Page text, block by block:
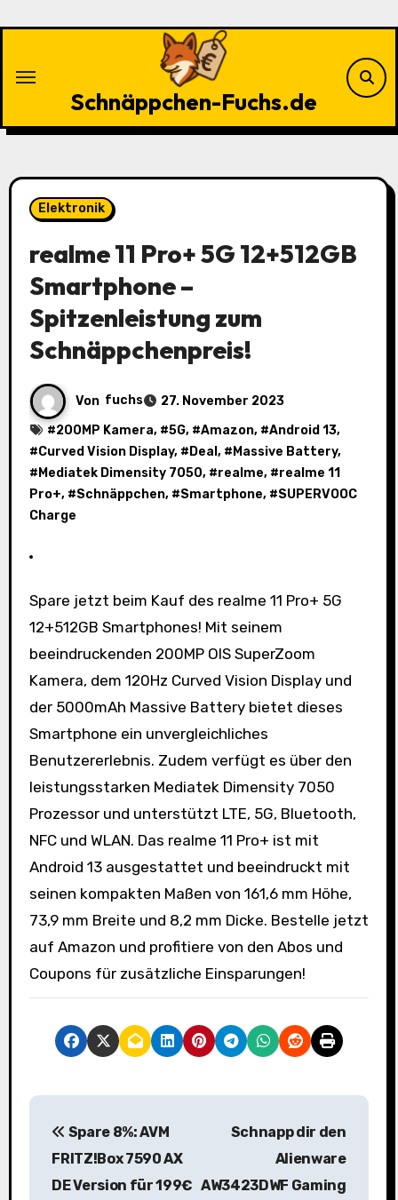
Schnäppchen-Fuchs.de
Elektronik
realme 11 Pro+ 5G 12+512GB
Smartphone –
Spitzenleistung zum
Schnäppchenpreis!
Von fuchs
27. November 2023
#200MP Kamera, #5G, #Amazon, #Android 13,
#Curved Vision Display, # Deal , # Massive Battery,
# Mediatek Dimensity 7050, #realme, #realme 11
Pro+, #Schnäppchen, #Smartphone, #SUPERVOOC
Charge
Spare jetzt beim Kauf des realme 11 Pro+ 5G
12+512GB Smartphones! Mit seinem
beeindruckenden 200MP OIS SuperZoom
Kamera, dem 120Hz Curved Vision Display und
der 5000mAh Massive Battery bietet dieses
Smartphone ein unvergleichliches
Benutzererlebnis. Zudem verfügt es über den
leistungsstarken Mediatek Dimensity 7050
Prozessor und unterstützt LTE, 5G, Bluetooth,
NFC und WLAN. Das realme 11 Pro+ ist mit
Android 13 ausgestattet und beeindruckt mit
seinen kompakten Maßen von 161,6 mm Höhe,
73,9 mm Breite und 8,2 mm Dicke. Bestelle jetzt
auf Amazon und profitiere von den Abos und
Coupons für zusätzliche Einsparungen!
B
Spare 8%: AVM
FRITZ!Box 7590 AX
DE Version für 199€
Schnapp dir den
Alienware
AW3423DWF Gaming